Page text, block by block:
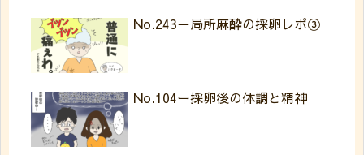
No.243－局所麻酔の採卵レポ③
No.104ー採卵後の体調と精神